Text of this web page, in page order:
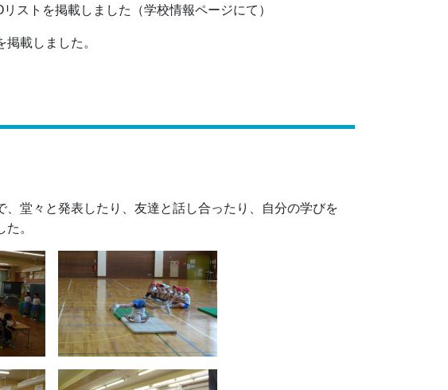
トを掲載しました（学校情報ページにて）
載しました。
堂々と発表したり、友達と話し合ったり、自分の学びを
。